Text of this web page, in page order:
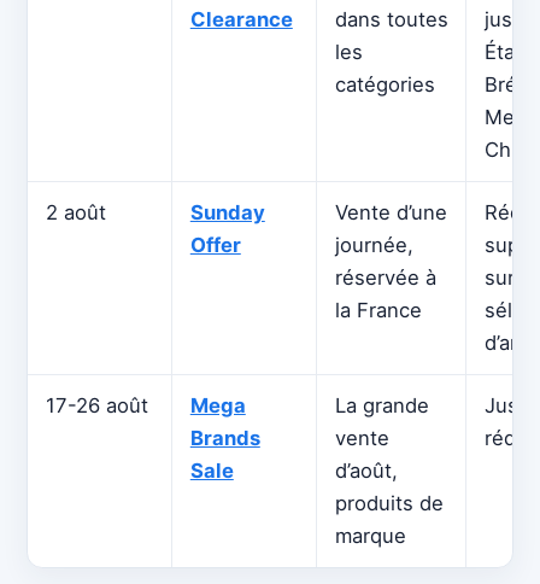
Clearance
dans toutes
les
catégories
Chili
2 août
Sunday
Offer
Vente d’une
journée,
réservée à
la France
sur
17-26 août
Mega
Brands
Sale
La grande
vente
d’août,
produits de
marque